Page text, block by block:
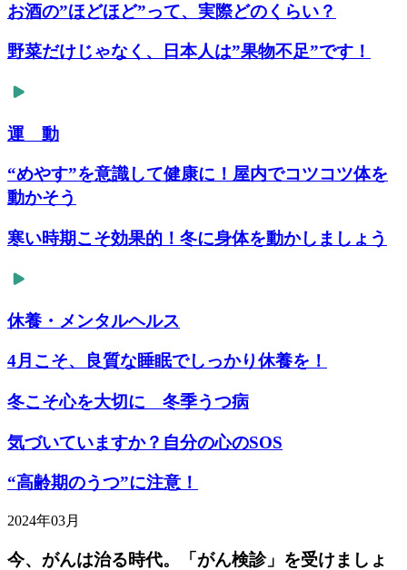
お酒の”ほどほど”って、実際どのくらい？
野菜だけじゃなく、日本人は”果物不足”です！
運 動
“めやす”を意識して健康に！屋内でコツコツ体を
動かそう
寒い時期こそ効果的！冬に身体を動かしましょう
休養・メンタルヘルス
4月こそ、良質な睡眠でしっかり休養を！
冬こそ心を大切に 冬季うつ病
気づいていますか？自分の心のSOS
“高齢期のうつ”に注意！
2024年03月
今、がんは治る時代。「がん検診」を受けましょ